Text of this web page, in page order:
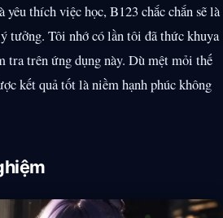
yêu thích việc học, B123 chắc chắn sẽ là
tưởng. Tôi nhớ có lần tôi đã thức khuya
tra trên ứng dụng này. Dù mệt mỏi thế
kết quả tốt là niềm hạnh phúc không